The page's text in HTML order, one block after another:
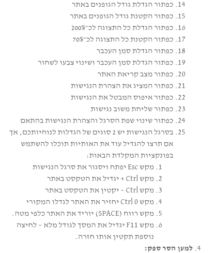
כפתור הגדלת גודל הגופנים באתר
כפתור הקטנת גודל הגופנים באתר
כפתור הגדלת כל התצוגה לכ־200%
כפתור הקטנת כל התצוגה לכ־70%
כפתור הגדלת סמן העכבר
כפתור הגדלת סמן העכבר ושינוי צבעו לשחור
כפתור מצב קריאת האתר
כפתור המציג את הצהרת הנגישות
כפתור איפוס המבטל את הנגישות
כפתור שליחת משוב נגישות
כפתור שינוי שפת הסרגל והצהרת הנגישות בהתאם
בסרגל הנגישות יש 2 סוגים של הגדלות לנוחיותכם, אך
אם תרצו להגדיל עוד את האותיות תוכלו להשתמש
בפונקציות המקלדת הבאות:
מקש Esc יפתח ויסגור את סרגל הנגישות
מקש Ctrl + יגדיל את הטקסט באתר
מקש Ctrl – יקטין את הטקסט באתר
מקש Ctrl 0 יחזיר את האתר לגדלו המקורי
מקש רווח (SPACE) יוריד את האתר כלפי מטה.
מקש F11 יגדיל את המסך לגודל מלא – לחיצה
נוספת תקטין אותו חזרה.
למען הסר ספק: